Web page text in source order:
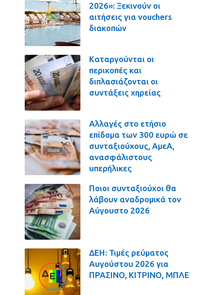
2026»: Ξεκινούν οι
αιτήσεις για vouchers
διακοπών
Καταργούνται οι
περικοπές και
διπλασιάζονται οι
συντάξεις χηρείας
Αλλαγές στο ετήσιο
επίδομα των 300 ευρώ σε
συνταξιούχους, ΑμεΑ,
ανασφάλιστους
υπερήλικες
Ποιοι συνταξιούχοι θα
λάβουν αναδρομικά τον
Αύγουστο 2026
ΔΕΗ: Τιμές ρεύματος
Αυγούστου 2026 για
ΠΡΑΣΙΝΟ, ΚΙΤΡΙΝΟ, ΜΠΛΕ